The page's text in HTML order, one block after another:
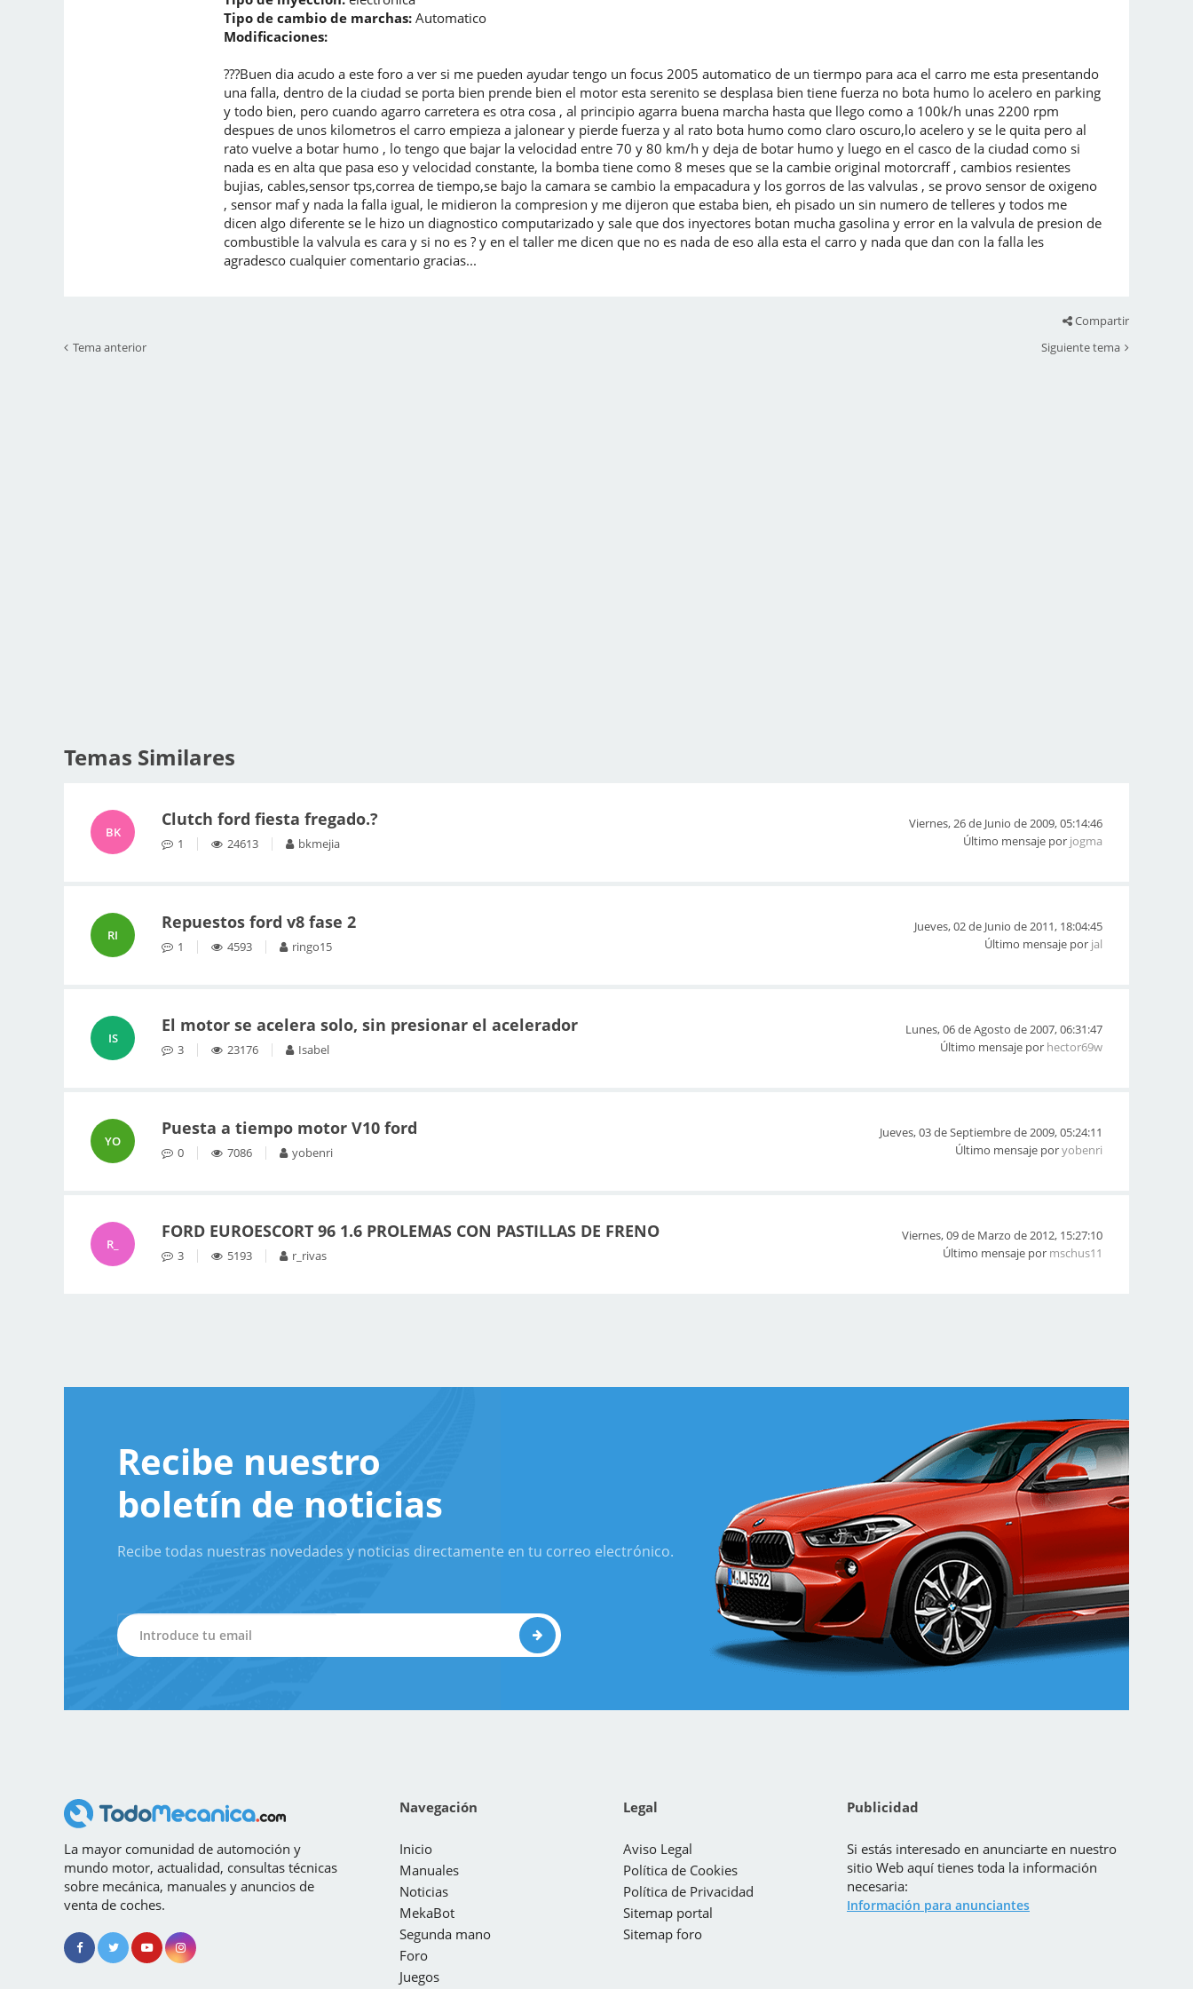
Tipo de cambio de marchas: Automatico
Modificaciones:
???Buen dia acudo a este foro a ver si me pueden ayudar tengo un focus 2005 automatico de un tiermpo para aca el carro me esta presentando
una falla, dentro de la ciudad se porta bien prende bien el motor esta serenito se desplasa bien tiene fuerza no bota humo lo acelero en parking
y todo bien, pero cuando agarro carretera es otra cosa , al principio agarra buena marcha hasta que llego como a 100k/h unas 2200 rpm
despues de unos kilometros el carro empieza a jalonear y pierde fuerza y al rato bota humo como claro oscuro,lo acelero y se le quita pero al
rato vuelve a botar humo , lo tengo que bajar la velocidad entre 70 y 80 km/h y deja de botar humo y luego en el casco de la ciudad como si
nada es en alta que pasa eso y velocidad constante, la bomba tiene como 8 meses que se la cambie original motorcraff , cambios resientes
bujias, cables,sensor tps,correa de tiempo,se bajo la camara se cambio la empacadura y los gorros de las valvulas , se provo sensor de oxigeno
, sensor maf y nada la falla igual, le midieron la compresion y me dijeron que estaba bien, eh pisado un sin numero de telleres y todos me
dicen algo diferente se le hizo un diagnostico computarizado y sale que dos inyectores botan mucha gasolina y error en la valvula de presion de
combustible la valvula es cara y si no es ? y en el taller me dicen que no es nada de eso alla esta el carro y nada que dan con la falla les
agradesco cualquier comentario gracias...
Compartir
Tema anterior
Siguiente tema
Temas Similares
BK
Clutch ford fiesta fregado.?
1 24613 bkmejia
Viernes, 26 de Junio de 2009, 05:14:46
Último mensaje por jogma
RI
Repuestos ford v8 fase 2
1 4593 ringo15
Jueves, 02 de Junio de 2011, 18:04:45
Último mensaje por jal
IS
El motor se acelera solo, sin presionar el acelerador
3 23176 Isabel
Lunes, 06 de Agosto de 2007, 06:31:47
Último mensaje por hector69w
YO
Puesta a tiempo motor V10 ford
0 7086 yobenri
Jueves, 03 de Septiembre de 2009, 05:24:11
Último mensaje poryobenri
R_
FORD EUROESCORT 96 1.6 PROLEMAS CON PASTILLAS DE FRENO
3 5193 r_rivas
Viernes, 09 de Marzo de 2012, 15:27:10
Último mensaje por mschus11
Recibe nuestro
boletín de noticias
Recibe todas nuestras novedades y noticias directamente en tu correo electrónico.
La mayor comunidad de automoción y
mundo motor, actualidad, consultas técnicas
sobre mecánica, manuales y anuncios de
venta de coches.
Navegación
Inicio
Manuales
Noticias
MekaBot
Segunda mano
Foro
Juegos
Legal
Aviso Legal
Política de Cookies
Política de Privacidad
Sitemap portal
Sitemap foro
Publicidad
Si estás interesado en anunciarte en nuestro
sitio Web aquí tienes toda la información
necesaria:
Información para anunciantes